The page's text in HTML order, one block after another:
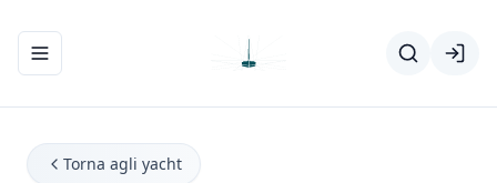
Apri/chiudi menu di navigazione
Torna agli yacht